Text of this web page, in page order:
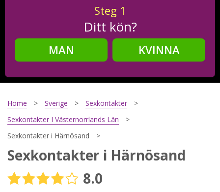
Steg 1
Ditt kön?
MAN
KVINNA
Steg2
Steg 3
Din mailadress?
Home Sverige
Sexkontakter
Sexkontakter I Västernorrlands Län
Sexkontakter i Härnösand
Sexkontakter i Härnösand
8.0